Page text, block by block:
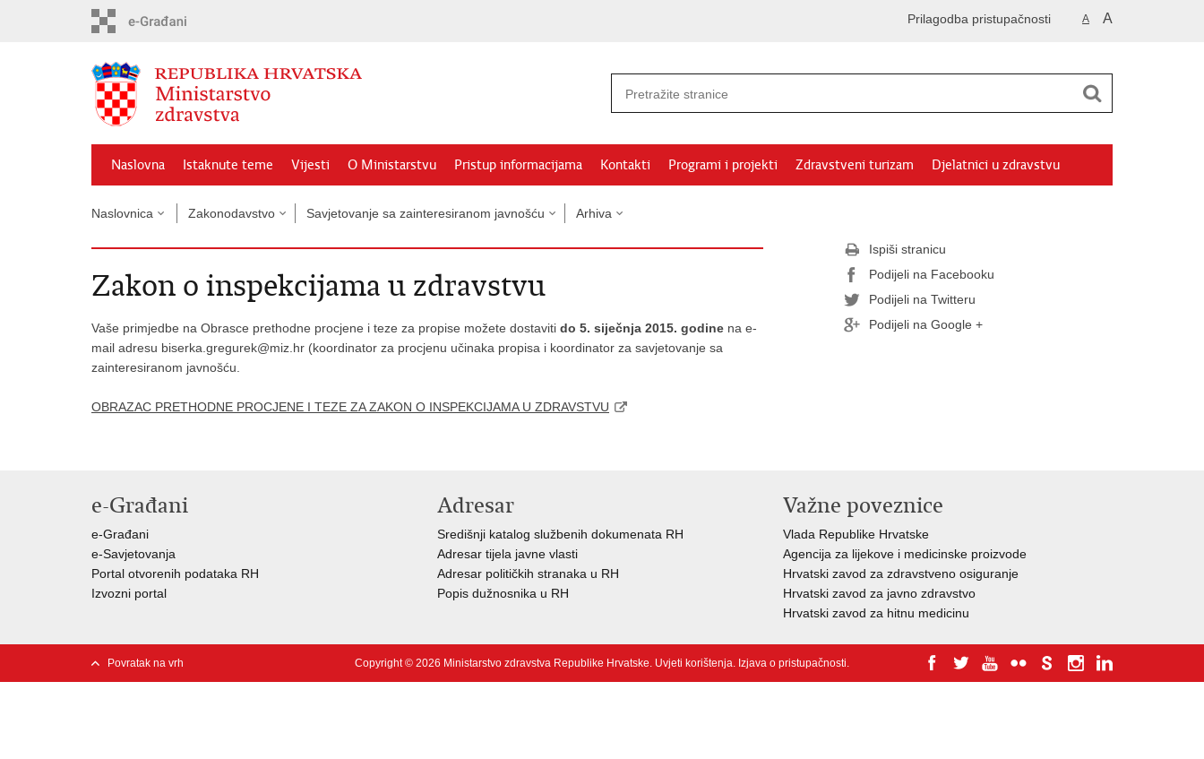
A A
Prilagodba pristupačnosti
Naslovna Istaknute teme Vijesti O Ministarstvu Pristup informacijama Kontakti Programi i projekti Zdravstveni turizam Djelatnici u zdravstvu
Naslovnica Zakonodavstvo Savjetovanje sa zainteresiranom javnošću Arhiva
Zakon o inspekcijama u zdravstvu
Vaše primjedbe na Obrasce prethodne procjene i teze za propise možete dostaviti do 5. siječnja 2015. godine na e-
mail adresu biserka.gregurek@miz.hr (koordinator za procjenu učinaka propisa i koordinator za savjetovanje sa
zainteresiranom javnošću.
OBRAZAC PRETHODNE PROCJENE I TEZE ZA ZAKON O INSPEKCIJAMA U ZDRAVSTVU
Ispiši stranicu
Podijeli na Facebooku
Podijeli na Twitteru
Podijeli na Google +
e-Građani
e-Građani
e-Savjetovanja
Portal otvorenih podataka RH
Izvozni portal
Adresar
Središnji katalog službenih dokumenata RH
Adresar tijela javne vlasti
Adresar političkih stranaka u RH
Popis dužnosnika u RH
Važne poveznice
Vlada Republike Hrvatske
Agencija za lijekove i medicinske proizvode
Hrvatski zavod za zdravstveno osiguranje
Hrvatski zavod za javno zdravstvo
Hrvatski zavod za hitnu medicinu
Povratak na vrh Copyright © 2026 Ministarstvo zdravstva Republike Hrvatske. Uvjeti korištenja. Izjava o pristupačnosti.